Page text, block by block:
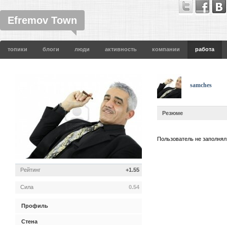
Efremov Town
топики блоги люди активность компании работа
samches
Резюме
Пользователь не
Рейтинг +1.55
Сила 0.54
Профиль
Стена